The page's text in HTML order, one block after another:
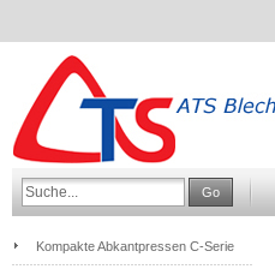
Go
Kompakte Abkantpressen C-Serie